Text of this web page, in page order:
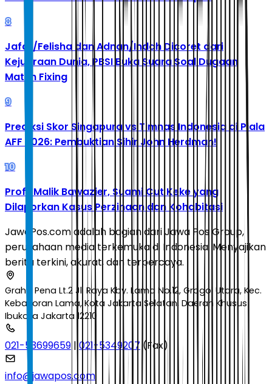
8
Jafar/Felisha dan Adnan/Indah Dicoret dari
Kejuaraan Dunia, PBSI Buka Suara Soal Dugaan
Match Fixing
9
Prediksi Skor Singapura vs Timnas Indonesia di Piala
AFF 2026: Pembuktian Sihir John Herdman!
10
Profil Malik Bawazier, Suami Cut Keke yang
Dilaporkan Kasus Perzinaan dan Kohabitasi
JawaPos.com adalah bagian dari Jawa Pos Group,
perusahaan media terkemuka di Indonesia. Menyajikan
berita terkini, akurat, dan terpercaya.
Graha Pena Lt.2 Jl. Raya Kby. Lama No.12, Grogol Utara, Kec.
Kebayoran Lama, Kota Jakarta Selatan, Daerah Khusus
Ibukota Jakarta 12210
021-53699659 |021-5349207 (Fax)
info@jawapos.com